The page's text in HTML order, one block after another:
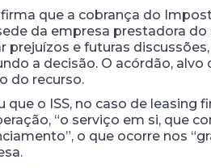
que a cobrança do
da empresa prestadora do
e futuras
a decisão. O acórdão,
do recurso.
o ISS, no caso de leasing
“o serviço em si, que
o que ocorre nos